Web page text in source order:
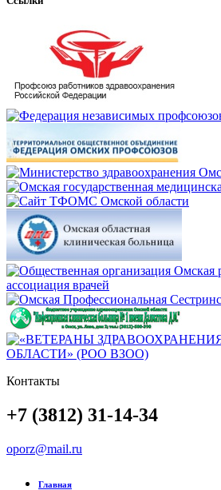
Контакты
+7 (3812) 31-14-34
oporz@mail.ru
Главная